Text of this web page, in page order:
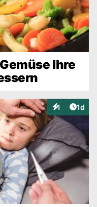
Ihre
1
Interaktionen
1d